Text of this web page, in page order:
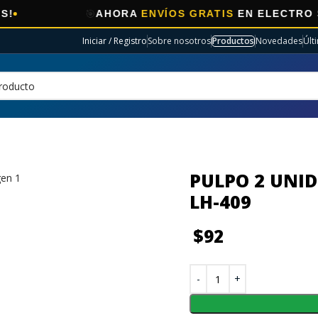
AHORAENVÍOS GRATISEN ELECTRO
Iniciar / RegistroSobre nosotrosProductosNovedades
PULPO 2
LH-409
$92